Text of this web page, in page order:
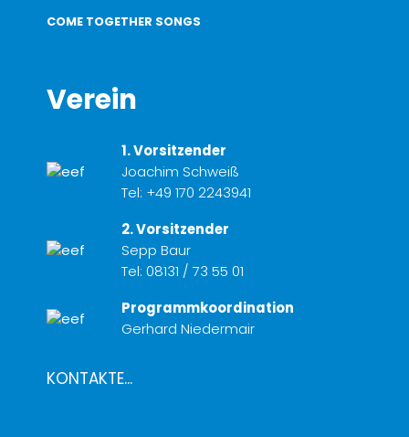
COME TOGETHER SONGS
Verein
1. Vorsitzender
Joachim Schweiß
Tel: +49 170 2243941
2. Vorsitzender
Sepp Baur
Tel: 08131 / 73 55 01
Programmkoordination
Gerhard Niedermair
KONTAKTE...